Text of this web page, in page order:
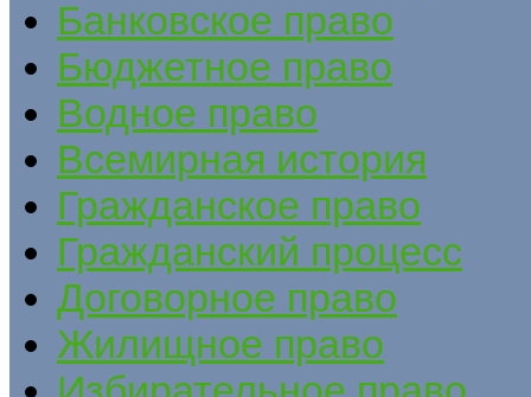
Банковское право
Бюджетное право
Водное право
Всемирная история
Гражданское право
Гражданский процесс
Договорное право
Жилищное право